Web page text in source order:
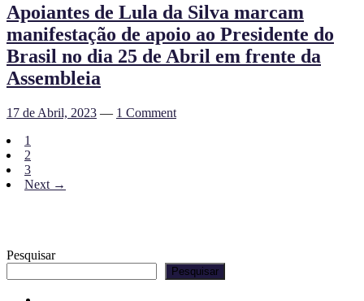
Apoiantes de Lula da Silva marcam
manifestação de apoio ao Presidente do
Brasil no dia 25 de Abril em frente da
Assembleia
17 de Abril, 2023 — 1 Comment
1
2
3
Next →
Pesquisar
Pesquisar